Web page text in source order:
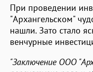
При проведении
"Архангельском"
нашли. Зато стало
венчурные
"Заключение ООО